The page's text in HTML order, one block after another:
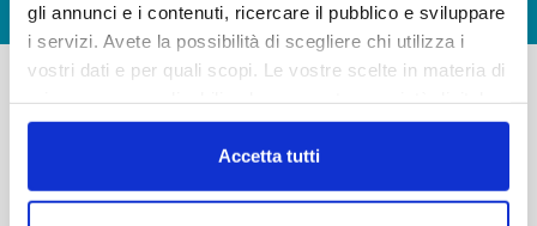
gli annunci e i contenuti, ricercare il pubblico e sviluppare
i servizi. Avete la possibilità di scegliere chi utilizza i
vostri dati e per quali scopi. Le vostre scelte in materia di
in cui avete effettuato le vostre scelte. È possibile
modificare o revocare il proprio consenso in qualsiasi
momento dalla Dichiarazione sui cookie o facendo clic
Accetta tutti
LAVORA CON NOI
Via Villamagna 90/c -
-
FAQ
PRIVACY POLICY